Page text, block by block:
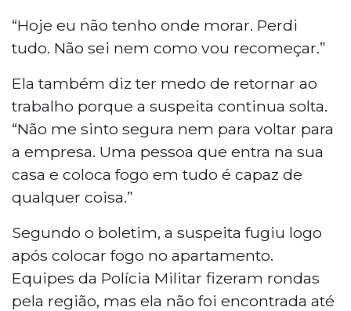
“Hoje eu não tenho onde morar. Perdi
tudo. Não sei nem como vou recomeçar.”
Ela também diz ter medo de retornar ao
trabalho porque a suspeita continua solta.
“Não me sinto segura nem para voltar para
a empresa. Uma pessoa que entra na sua
casa e coloca fogo em tudo é capaz de
qualquer coisa.”
Segundo o boletim, a suspeita fugiu logo
após colocar fogo no apartamento.
Equipes da Polícia Militar fizeram rondas
pela região, mas ela não foi encontrada até